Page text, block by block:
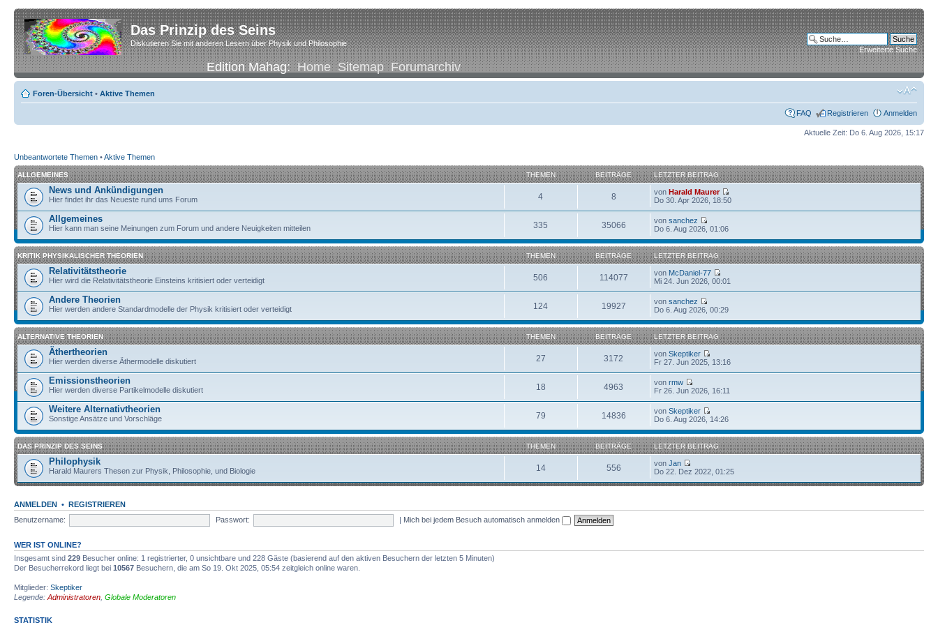
Das Prinzip des Seins
Diskutieren Sie mit anderen Lesern über Physik und Philosophie
Edition Mahag:Home Sitemap Forumarchiv
Erweiterte Suche
Foren-Übersicht • Aktive Themen
FAQ Registrieren Anmelden
Aktuelle Zeit: Do 6. Aug 2026, 15:17
Unbeantwortete Themen •Aktive Themen
ALLGEMEINES THEMEN BEITRÄGE LETZTER BEITRAG
News und Ankündigungen
Hier findet ihr das Neueste rund ums Forum 4 8 vonHarald Maurer
Do 30. Apr 2026, 18:50
Allgemeines
Hier kann man seine Meinungen zum Forum und andere Neuigkeiten mitteilen 335 35066 vonsanchez
Do 6. Aug 2026, 01:06
KRITIK PHYSIKALISCHER THEORIEN THEMEN BEITRÄGE LETZTER BEITRAG
Relativitätstheorie
Hier wird die Relativitätstheorie Einsteins kritisiert oder verteidigt 506 114077 von McDaniel-77
Mi 24. Jun 2026, 00:01
Andere Theorien
Hier werden andere Standardmodelle der Physik kritisiert oder verteidigt 124 19927 vonsanchez
Do 6. Aug 2026, 00:29
ALTERNATIVE THEORIEN THEMEN BEITRÄGE LETZTER BEITRAG
Äthertheorien
Hier werden diverse Äthermodelle diskutiert 27 3172 vonSkeptiker
Fr 27. Jun 2025, 13:16
Emissionstheorien
Hier werden diverse Partikelmodelle diskutiert 18 4963 vonrmw
Fr 26. Jun 2026, 16:11
Weitere Alternativtheorien
Sonstige Ansätze und Vorschläge 79 14836 vonSkeptiker
Do 6. Aug 2026, 14:26
DAS PRINZIP DES SEINS THEMEN BEITRÄGE LETZTER BEITRAG
Philophysik
Harald Maurers Thesen zur Physik, Philosophie, und Biologie 14 556 vonJan
Do 22. Dez 2022, 01:25
ANMELDEN • REGISTRIEREN
Benutzername:
Passwort: | Mich bei jedem Besuch automatisch anmelden
WER IST ONLINE?
Insgesamt sind 229 Besucher online: 1 registrierter, 0 unsichtbare und 228 Gäste (basierend auf den aktiven Besuchern der letzten 5 Minuten)
Der Besucherrekord liegt bei 10567 Besuchern, die am So 19. Okt 2025, 05:54 zeitgleich online waren.
Mitglieder: Skeptiker
Legende: Administratoren Globale Moderatoren
STATISTIK